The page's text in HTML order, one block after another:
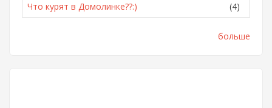
Что курят в Домолинке??:) (4)
больше